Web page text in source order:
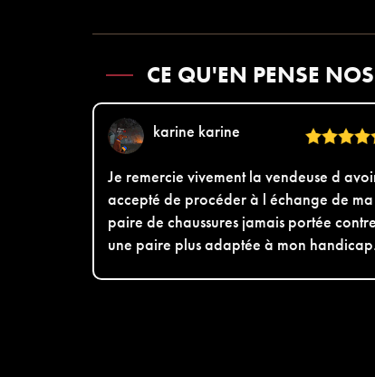
CE QU'EN PENSE
karine karine
Je remercie vivement la vendeuse d
accepté de procéder à l échange de ma
paire de chaussures jamais portée contre
une paire plus adaptée à mon